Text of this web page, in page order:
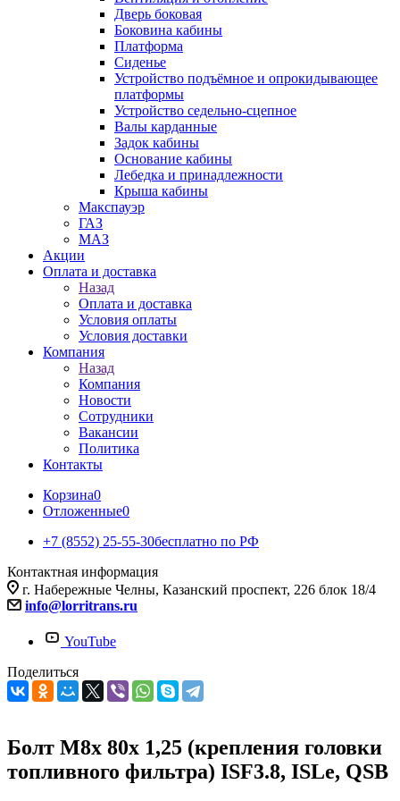
Дверь боковая
Боковина кабины
Платформа
Сиденье
Устройство подъёмное и опрокидывающее
платформы
Устройство седельно-сцепное
Валы карданные
Задок кабины
Основание кабины
Лебедка и принадлежности
Крыша кабины
Макспауэр
ГАЗ
МАЗ
Акции
Оплата и доставка
Назад
Оплата и доставка
Условия оплаты
Условия доставки
Компания
Назад
Компания
Новости
Сотрудники
Вакансии
Политика
Контакты
Корзина0
Отложенные0
+7 (8552) 25-55-30бесплатно по РФ
Контактная информация
г. Набережные Челны, Казанский проспект, 226 блок 18/4
info@lorritrans.ru
YouTube
Поделиться
Болт М8х 80х 1,25 (крепления головки
топливного фильтра) ISF3.8, ISLe, QSB